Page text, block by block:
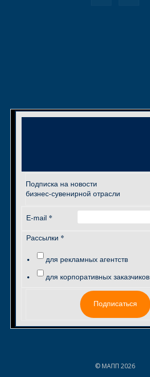
Подписка на новости
бизнес-сувенирной отрасли
E-mail *
Рассылки *
для рекламных агентств
для корпоративных заказчиков
Подписаться
© МАПП 2026